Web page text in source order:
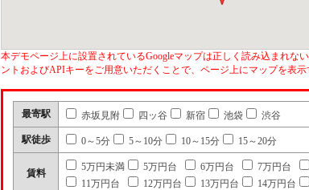
本デモページ上に設置されているGoogleマップは正しく読み込まれな
ントおよびAPIキーをご用意いただくことで、ページ上にマップを表示
最寄駅 赤坂見附 四ッ谷 新宿 池袋 渋谷
駅徒歩 0～5分 5～10分 10～15分 15～20分
賃料
5万円未満 5万円台 6万円台 7万円台
11万円台
12万円台 13万円台 14万円台